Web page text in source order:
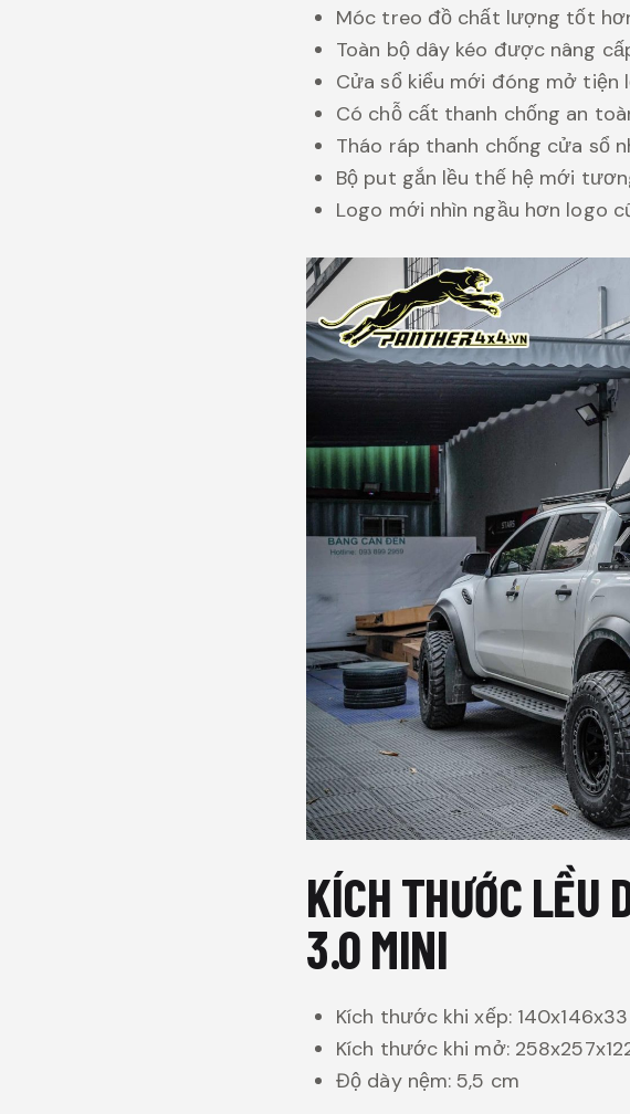
Móc treo đồ chất lượng tốt
Toàn bộ dây kéo được nâng
Cửa sổ kiểu mới đóng mở tiện
Có chỗ cất thanh chống an
Tháo ráp thanh chống cửa sổ
Bộ put gắn lều thế hệ mới
Logo mới nhìn ngầu hơn logo
KÍCH THƯỚC LỀU
3.0 MINI
Kích thước khi xếp:
Kích thước khi mở:
Độ dày nệm: 5,5 cm